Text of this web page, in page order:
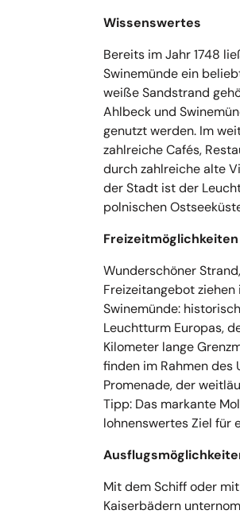
Wissenswertes
Bereits im Jahr 1748
Swinemünde ein
weiße Sandstrand
Ahlbeck und
genutzt werden. Im
zahlreiche Cafés,
durch zahlreiche alte
der Stadt ist der
polnischen
Freizeitmöglichkeiten
Wunderschöner
Freizeitangebot ziehen
Swinemünde:
Leuchtturm Europas,
Kilometer lange
finden im Rahmen des
Promenade, der
Tipp: Das markante
lohnenswertes Ziel für
Mit dem Schiff oder
Kaiserbädern